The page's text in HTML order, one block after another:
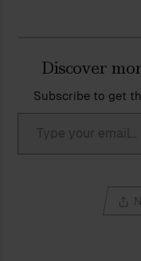
Discover
Subscribe to get
Type your email…